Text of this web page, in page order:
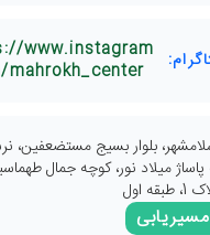
www.instagram
mahrokh_center
بلوار بسیج مستضعفین،
پاساژ میلاد نور، کوچه جمال
اول
مسیریابی